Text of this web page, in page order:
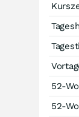
52-
52-